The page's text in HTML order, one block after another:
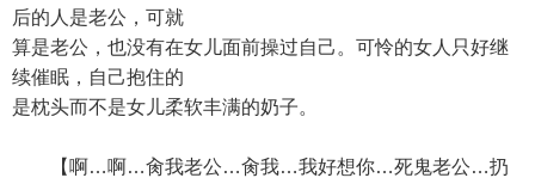
后的人是老公，可就
算是老公，也没有在女儿面前操过自己。可怜的女人只好继
续催眠，自己抱住的
是枕头而不是女儿柔软丰满的奶子。
【啊…啊…肏我老公…肏我…我好想你…死鬼老公…扔